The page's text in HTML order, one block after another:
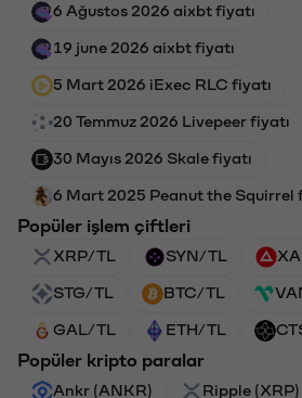
6 Ağustos 2026 aixbt fiyatı
19 june 2026 aixbt fiyatı
5 Mart 2026 iExec RLC fiyatı
20 Temmuz 2026 Livepeer fiyatı
30 Mayıs 2026 Skale fiyatı
6 Mart 2025 Peanut the Squirrel
Popüler işlem çiftleri
XRP/TL SYN/TL
STG/TL BTC/TL
GAL/TL ETH/TL
Popüler kripto paralar
Ankr (ANKR) Ripple (XRP)